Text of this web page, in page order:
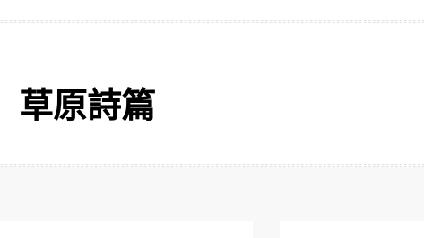
草原詩篇